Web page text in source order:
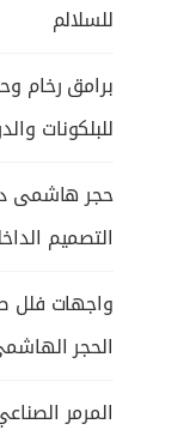
للسلالم
برامق رخام
للبلكونات
التصميم
واجهات فلل
الحجر الهاشمى 25%